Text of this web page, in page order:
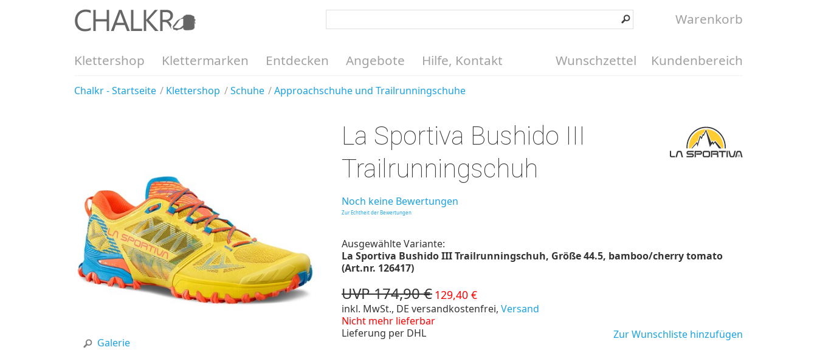
Warenkorb
Klettershop Klettermarken Entdecken Angebote Hilfe, Kontakt Kundenbereich
Wunschzettel
Chalkr - Startseite Klettershop Schuhe Approachschuhe und Trailrunningschuhe
Galerie
La Sportiva Bushido III
Trailrunningschuh
Noch keine Bewertungen
Zur Echtheit der Bewertungen
Ausgewählte Variante:
La Sportiva Bushido III Trailrunningschuh, Größe 44.5, bamboo/cherry tomato
(Art.nr. 126417)
UVP 174,90 € 129,40 €
inkl. MwSt., DE versandkostenfrei, Versand
Nicht mehr lieferbar
Lieferung per DHL
Zur Wunschliste hinzufügen